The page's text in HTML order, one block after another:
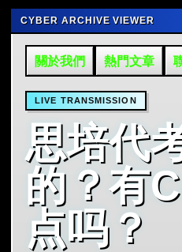
CYBER ARCHIVE VIEWER
關於我們 熱門文章
LIVE TRANSMISSION
思培代
的？有
点吗？